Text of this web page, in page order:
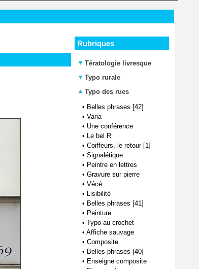
Rubriques
Tératologie livresque
Typo rurale
Typo des rues
• Belles phrases [42]
• Varia
• Une conférence
• Le bel R
• Coiffeurs, le retour [1]
• Signalétique
• Peintre en lettres
• Gravure sur pierre
• Vécé
• Lisibilité
• Belles phrases [41]
• Peinture
• Typo au crochet
• Affiche sauvage
• Composite
• Belles phrases [40]
• Enseigne composite